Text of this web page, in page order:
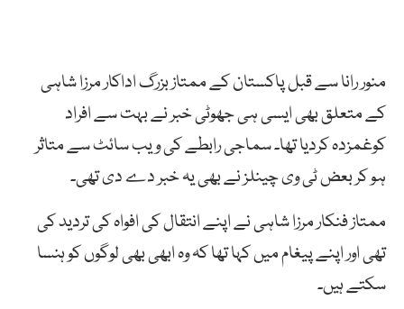
منور رانا سے قبل پاکستان کے ممتاز بزرگ اداکار مرزا شاہی
کے متعلق بھی ایسی ہی جھوٹی خبر نے بہت سے افراد
کوغمزدہ کردیا تھا۔ سماجی رابطے کی ویب سائٹ سے متاثر
ہو کر بعض ٹی وی چینلز نے بھی یہ خبر دے دی تھی۔
ممتاز فنکار مرزا شاہی نے اپنے انتقال کی افواہ کی تردید کی
تھی اور اپنے پیغام میں کہا تھا کہ وہ ابھی بھی لوگوں کو ہنسا
سکتے ہیں۔